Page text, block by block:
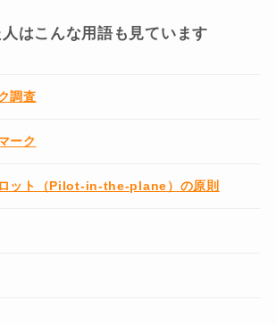
はこんな用語も見ています
調査
ーク
ット（Pilot-in-the-plane）の原則